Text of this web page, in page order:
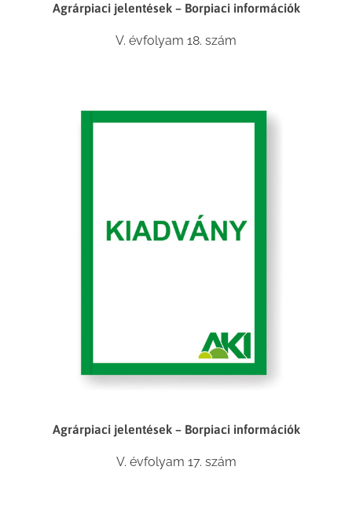
Agrárpiaci jelentések – Borpiaci információk
V. évfolyam 18. szám
Agrárpiaci jelentések – Borpiaci információk
V. évfolyam 17. szám